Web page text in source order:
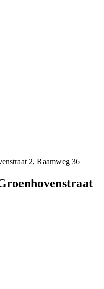
2, Raamweg 36